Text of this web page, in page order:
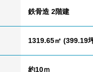
鉄骨造 2階建
1319.65㎡ (399.19
約10ｍ